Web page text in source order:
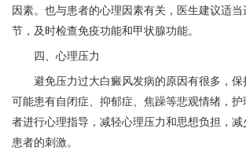
因素。也与患者的心理因素有关，医生建议适当
节，及时检查免疫功能和甲状腺功能。
四、心理压力
避免压力过大白癜风发病的原因有很多，保
可能患有自闭症、抑郁症、焦躁等悲观情绪，
者进行心理指导，减轻心理压力和思想负担，
患者的刺激。